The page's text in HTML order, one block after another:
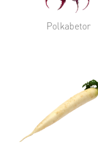
Polkabetor